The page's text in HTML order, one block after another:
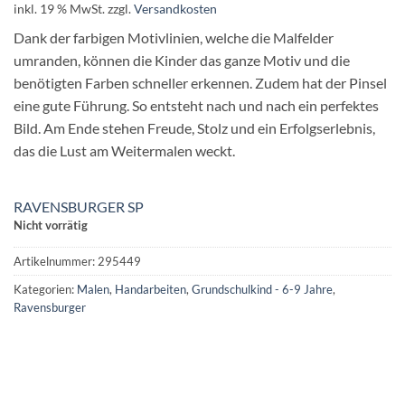
inkl. 19 % MwSt.zzgl.Versandkosten
Dank der farbigen Motivlinien, welche die Malfelder
umranden, können die Kinder das ganze Motiv und die
benötigten Farben schneller erkennen. Zudem hat der Pinsel
eine gute Führung. So entsteht nach und nach ein perfektes
Bild. Am Ende stehen Freude, Stolz und ein Erfolgserlebnis,
das die Lust am Weitermalen weckt.
RAVENSBURGER SP
Nicht vorrätig
Artikelnummer: 295449
Kategorien: Malen, Handarbeiten, Grundschulkind - 6-9 Jahre,
Ravensburger